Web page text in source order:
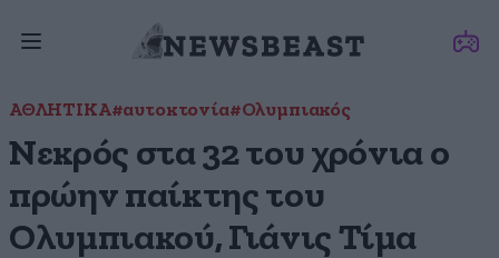
ΑΘΛΗΤΙΚΑ#αυτοκτονία#Ολυμπιακός
Νεκρός στα 32 του χρόνια ο
πρώην παίκτης του
Ολυμπιακού, Γιάνις Τίμα